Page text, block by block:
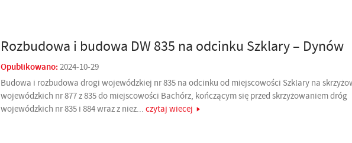
Rozbudowa i budowa DW 835 na odcinku Szklary – Dynów
Opublikowano:2024-10-29
Budowa i rozbudowa drogi wojewódzkiej nr 835 na odcinku od miejscowości Szklary na
wojewódzkich nr 877 z 835 do miejscowości Bachórz, kończącym się przed skrzyżowaniem dróg
wojewódzkich nr 835 i 884 wraz z niez...czytaj wiecej